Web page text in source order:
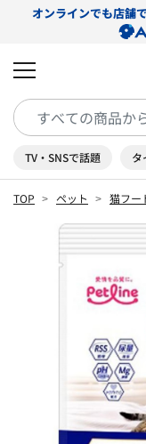
オンラインでも店舗
TV・SNSで話題 タ
TOP ペット 猫フー